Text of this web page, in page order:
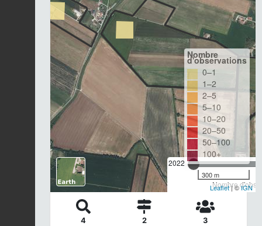
2022
Nombre
Nombre
d'observations
0–1
1–2
2–5
5–10
10–20
20–50
50–100
100+
300 m
Leaflet| ©IGN
4 2 3